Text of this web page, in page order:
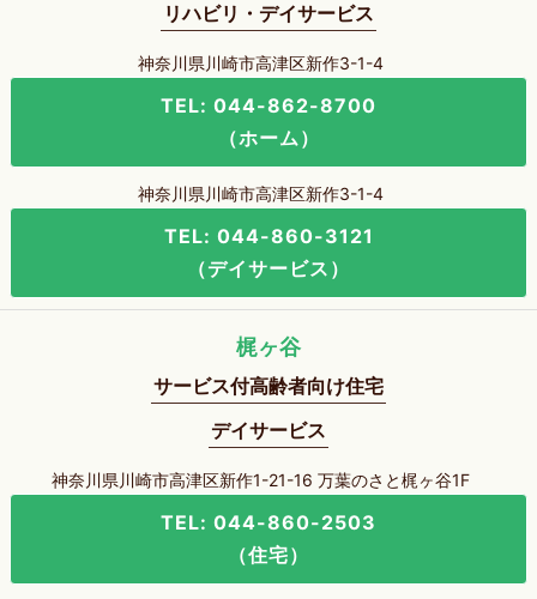
リハビリ・デイサービス
神奈川県川崎市高津区新作3-1-4
TEL: 044-862-8700
（ホーム）
神奈川県川崎市高津区新作3-1-4
TEL: 044-860-3121
（デイサービス）
梶ヶ谷
サービス付高齢者向け住宅
デイサービス
神奈川県川崎市高津区新作1-21-16 万葉のさと梶ヶ谷1F
TEL: 044-860-2503
（住宅）